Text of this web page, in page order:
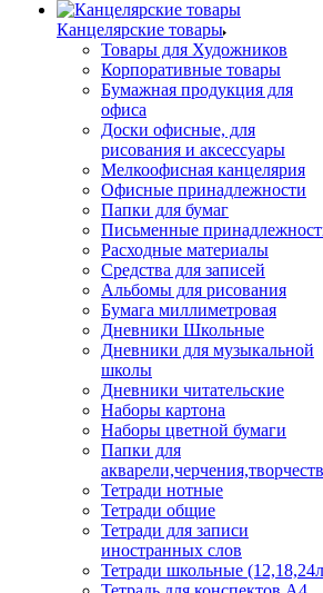
Канцелярские товары
Товары для Художников
Корпоративные товары
Бумажная продукция для
офиса
Доски офисные, для
рисования и аксессуары
Мелкоофисная канцелярия
Офисные принадлежности
Папки для бумаг
Письменные
Расходные материалы
Средства для записей
Альбомы для рисования
Бумага миллиметровая
Дневники Школьные
Дневники для музыкальной
школы
Дневники читательские
Наборы картона
Наборы цветной бумаги
Папки для
Тетради нотные
Тетради общие
Тетради для записи
иностранных слов
Тетради школьные